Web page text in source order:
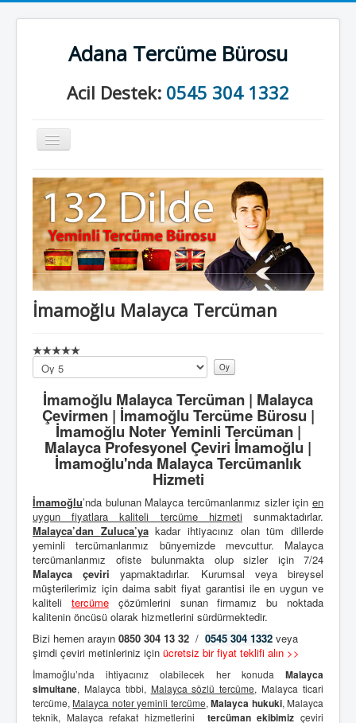
Adana Tercüme Bürosu
Acil Destek: 0545 304 1332
Gezinme
geçişini
Anasayfa
Kurumsal
Neler Yapıyoruz?
İletişim
İmamoğlu Malayca Tercüman
Lütfen
oylayın
İmamoğlu Malayca Tercüman | Malayca
Çevirmen | İmamoğlu Tercüme Bürosu |
İmamoğlu Noter Yeminli Tercüman |
Malayca Profesyonel Çeviri İmamoğlu |
İmamoğlu'nda Malayca Tercümanlık
Hizmeti
İmamoğlu’nda bulunan Malayca tercümanlarımız sizler için en
uygun fiyatlara kaliteli tercüme hizmetisunmaktadırlar.
Malayca’dan Zuluca’yakadar ihtiyacınız olan tüm dillerde
yeminli tercümanlarımız bünyemizde mevcuttur. Malayca
tercümanlarımız ofiste bulunmakta olup sizler için 7/24
Malayca çeviri yapmaktadırlar. Kurumsal veya bireysel
müşterilerimiz için daima sabit fiyat garantisi ile en uygun ve
kaliteli tercümeçözümlerini sunan firmamız bu noktada
kalitenin öncüsü olarak hizmetlerini sürdürmektedir.
Bizi hemen arayın 0850 304 13 32 / 0545 304 1332 veya
şimdi çeviri metinleriniz için ücretsiz bir fiyat teklifi alın >>
İmamoğlu’nda ihtiyacınız olabilecek her konuda Malayca
simultane, Malayca tıbbi, Malayca sözlü tercüme, Malayca ticari
tercüme, Malayca noter yeminli tercüme,Malayca hukuki, Malayca
teknik, Malayca refakat hizmetlerini
tercüman ekibimizçeviri